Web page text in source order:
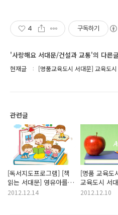
4 구독하기
'사랑해요 서대문/건설과 교통'의 다른글
현재글 [명품교육도시 서대문] 교육도
관련글
[독서지도프로그램] [책
읽는 서대문] 영유아를
위한 독서지도 강좌를
2012.12.14
[명품 교육도
교육도시 서
평생교육사업
2012.12.10